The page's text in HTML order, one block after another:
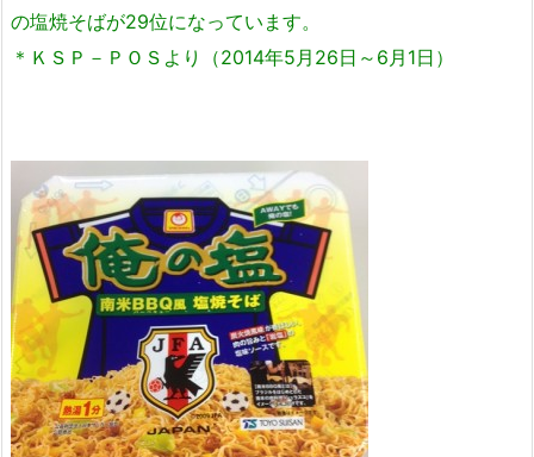
の塩焼そばが29位になっています。
＊ＫＳＰ－ＰＯＳより（2014年5月26日～6月1日）